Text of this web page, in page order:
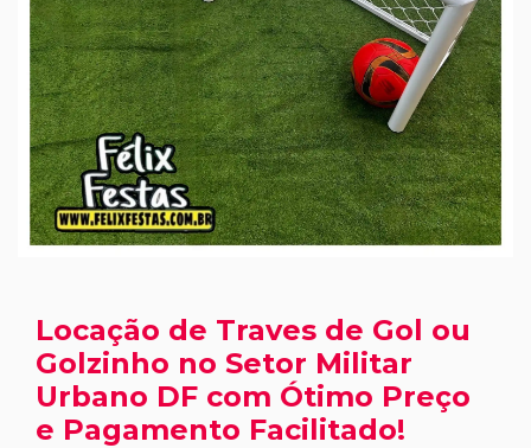
Locação de Traves de Gol ou
Golzinho no Setor Militar
Urbano DF com Ótimo Preço
e Pagamento Facilitado!